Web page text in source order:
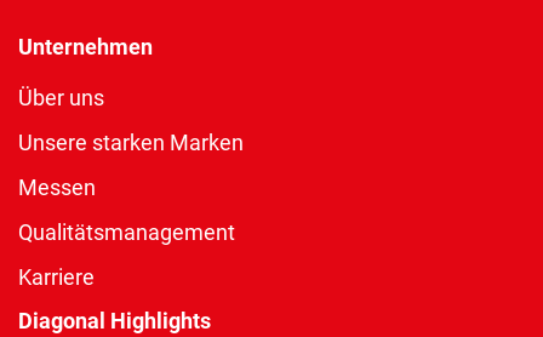
Unternehmen
Über uns
Unsere starken Marken
Messen
Qualitätsmanagement
Karriere
Diagonal Highlights